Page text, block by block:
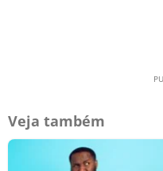
Veja também